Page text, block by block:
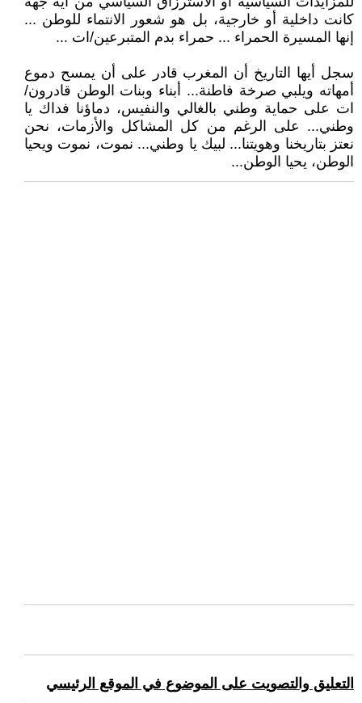
كانت داخلية أو خارجية، بل هو شعور الانتماء للوطن ...
إنها المسيرة الحمراء ... حمراء بدم المتبرعين/ات ...
سجل أيها التاريخ أن المغرب قادر على أن يمسح دموع
أمهاته ويلبي صرخة فاطنة... أبناء وبنات الوطن قادرون/
ات على حماية وطني بالغالي والنفيس، دماؤنا فداك يا
وطني... على الرغم من كل المشاكل والأزمات، نحن
نعتز بتاريخنا وهويتنا... لبيك يا وطني... نموت، نموت ويحيا
الوطن، يحيا الوطن...
التعليق والتصويت على الموضوع في الموقع الرئيسي